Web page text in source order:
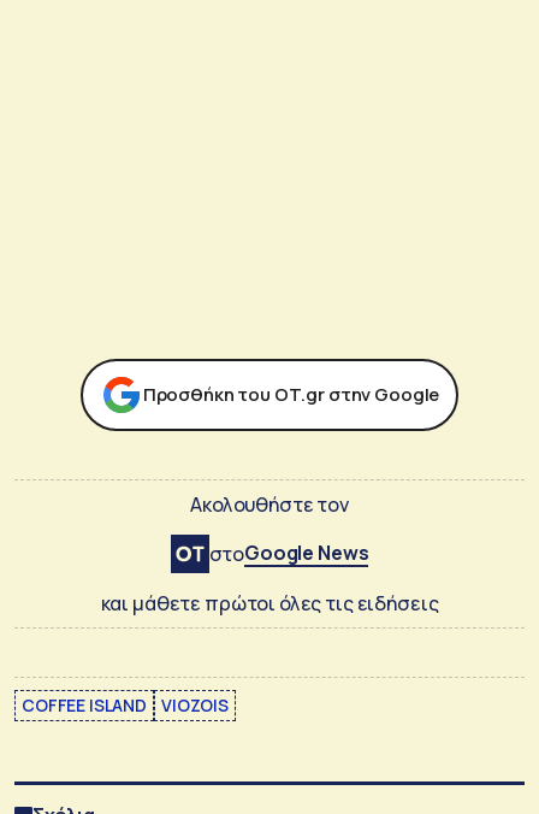
Προσθήκη του ΟΤ.gr στην Google
Ακολουθήστε τον
στοGoogle News
και μάθετε πρώτοι όλες τις ειδήσεις
COFFEE ISLAND VIOZOIS